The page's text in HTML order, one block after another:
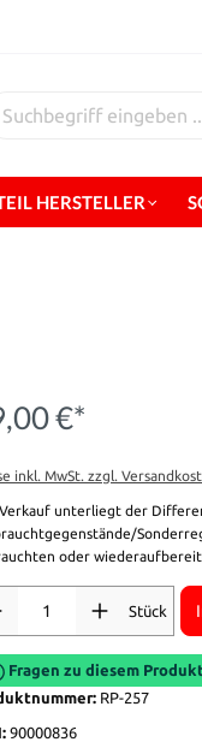
HERSTELLER
€*
inkl. MwSt. zzgl.
unterliegt der
oder
Stück
Fragen zu diesem Produkt
RP-257
90000836